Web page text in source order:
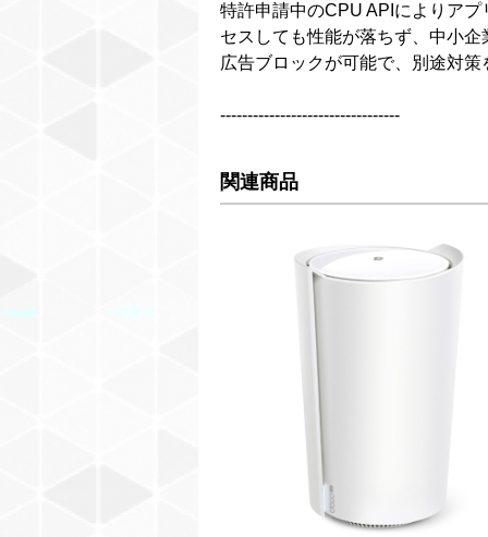
特許申請中のCPU APIによりア
セスしても性能が落ちず、中小
広告ブロックが可能で、別途対
---------------------------------
関連商品